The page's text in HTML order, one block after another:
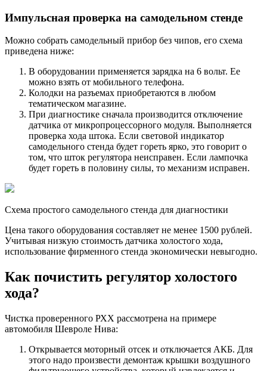
Импульсная проверка на самодельном стенде
Можно собрать самодельный прибор без чипов, его схема
приведена ниже:
В оборудовании применяется зарядка на 6 вольт. Ее
можно взять от мобильного телефона.
Колодки на разъемах приобретаются в любом
тематическом магазине.
При диагностике сначала производится отключение
датчика от микропроцессорного модуля. Выполняется
проверка хода штока. Если световой индикатор
самодельного стенда будет гореть ярко, это говорит о
том, что шток регулятора неисправен. Если лампочка
будет гореть в половину силы, то механизм исправен.
Схема простого самодельного стенда для диагностики
Цена такого оборудования составляет не менее 1500 рублей.
Учитывая низкую стоимость датчика холостого хода,
использование фирменного стенда экономически невыгодно.
Как почистить регулятор холостого
хода?
Чистка проверенного РХХ рассмотрена на примере
автомобиля Шевроле Нива:
Открывается моторный отсек и отключается АКБ. Для
этого надо произвести демонтаж крышки воздушного